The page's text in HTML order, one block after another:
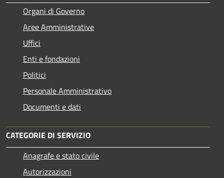
Organi di Governo
Aree Amministrative
Uffici
Enti e fondazioni
Politici
Personale Amministrativo
Documenti e dati
CATEGORIE DI SERVIZIO
Anagrafe e stato civile
Autorizzazioni